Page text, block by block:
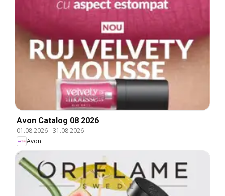
Avon Catalog 08 2026
01.08.2026-31.08.2026
Avon